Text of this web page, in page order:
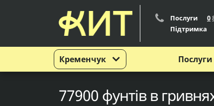
Кременчук
Послуги 0
Підтримка
Послуги
77900 фунтів в